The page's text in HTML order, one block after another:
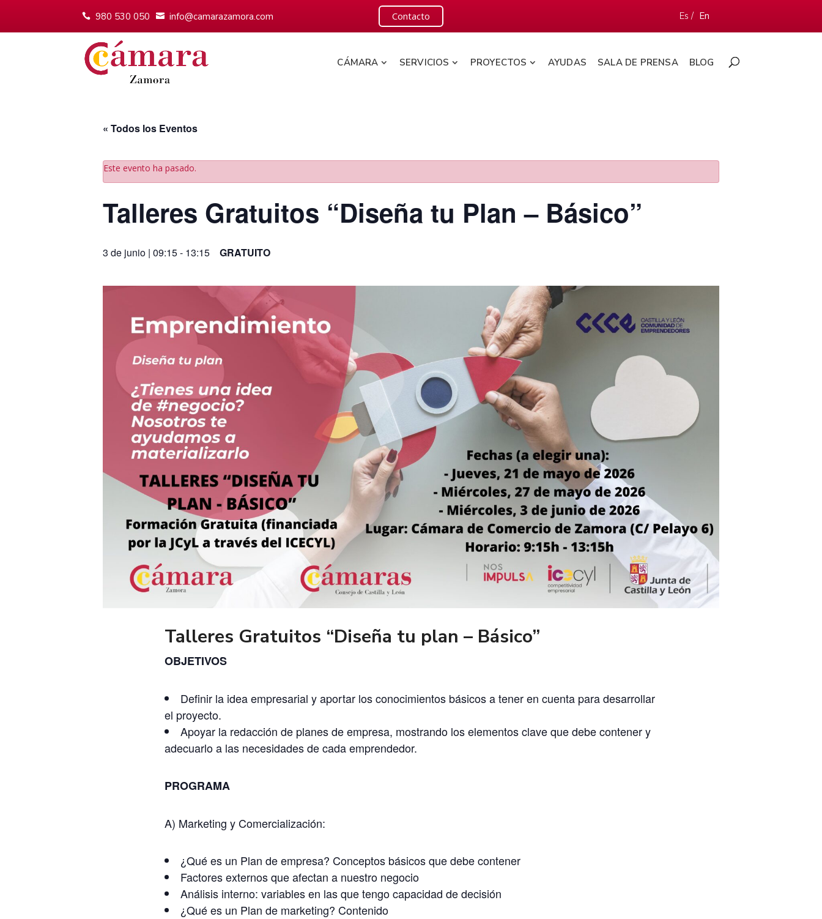
980 530 050 info@camarazamora.com Contacto Es / En
CÁMARA SERVICIOS PROYECTOS AYUDAS SALA DE PRENSA BLOG
« Todos los Eventos
Este evento ha pasado.
Talleres Gratuitos “Diseña tu Plan – Básico”
3 de junio | 09:15- 13:15 GRATUITO
Talleres Gratuitos “Diseña tu plan – Básico”
OBJETIVOS
Definir la idea empresarial y aportar los conocimientos básicos a tener en cuenta para desarrollar
el proyecto.
Apoyar la redacción de planes de empresa, mostrando los elementos clave que debe contener y
adecuarlo a las necesidades de cada emprendedor.
PROGRAMA
A) Marketing y Comercialización:
¿Qué es un Plan de empresa? Conceptos básicos que debe contener
Factores externos que afectan a nuestro negocio
Análisis interno: variables en las que tengo capacidad de decisión
¿Qué es un Plan de marketing? Contenido